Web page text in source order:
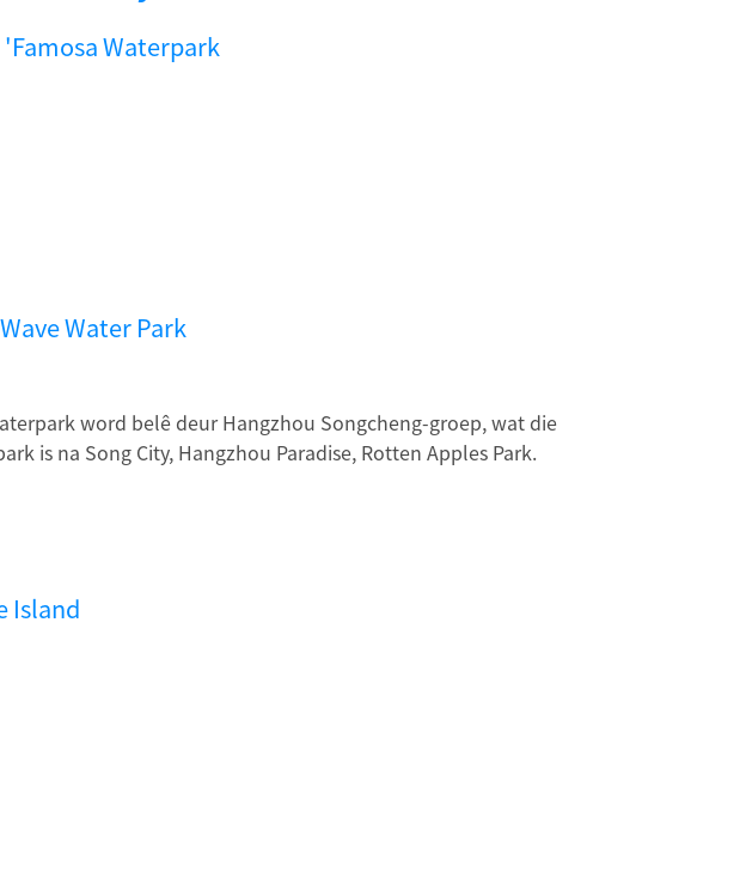
'Famosa Waterpark
Water Park
word belê deur Hangzhou Songcheng-groep, wat die
is na Song City, Hangzhou Paradise, Rotten Apples Park.
Island